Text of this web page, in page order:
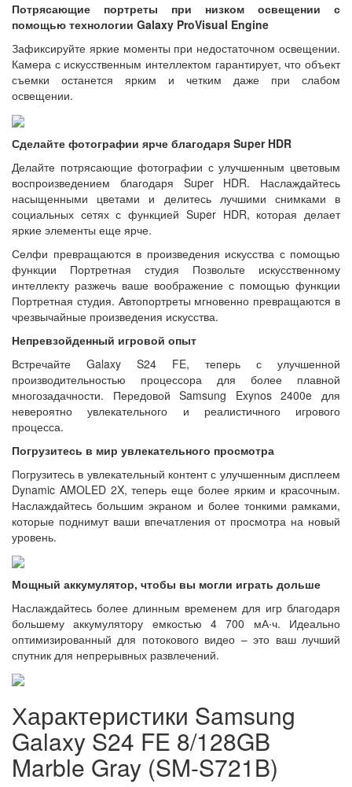
Потрясающие портреты при низком освещении с
помощью технологии Galaxy ProVisual Engine
Зафиксируйте яркие моменты при недостаточном освещении.
Камера с искусственным интеллектом гарантирует, что объект
съемки останется ярким и четким даже при слабом
освещении.
Сделайте фотографии ярче благодаря Super HDR
Делайте потрясающие фотографии с улучшенным цветовым
воспроизведением благодаря Super HDR. Наслаждайтесь
насыщенными цветами и делитесь лучшими снимками в
социальных сетях с функцией Super HDR, которая делает
яркие элементы еще ярче.
Селфи превращаются в произведения искусства с помощью
функции Портретная студия Позвольте искусственному
интеллекту разжечь ваше воображение с помощью функции
Портретная студия. Автопортреты мгновенно превращаются в
чрезвычайные произведения искусства.
Непревзойденный игровой опыт
Встречайте Galaxy S24 FE, теперь с улучшенной
производительностью процессора для более плавной
многозадачности. Передовой Samsung Exynos 2400e для
невероятно увлекательного и реалистичного игрового
процесса.
Погрузитесь в мир увлекательного просмотра
Погрузитесь в увлекательный контент с улучшенным дисплеем
Dynamic AMOLED 2X, теперь еще более ярким и красочным.
Наслаждайтесь большим экраном и более тонкими рамками,
которые поднимут ваши впечатления от просмотра на новый
уровень.
Мощный аккумулятор, чтобы вы могли играть дольше
Наслаждайтесь более длинным временем для игр благодаря
большему аккумулятору емкостью 4 700 мА∙ч. Идеально
оптимизированный для потокового видео – это ваш лучший
спутник для непрерывных развлечений.
Характеристики Samsung
Galaxy S24 FE 8/128GB
Marble Gray (SM-S721B)